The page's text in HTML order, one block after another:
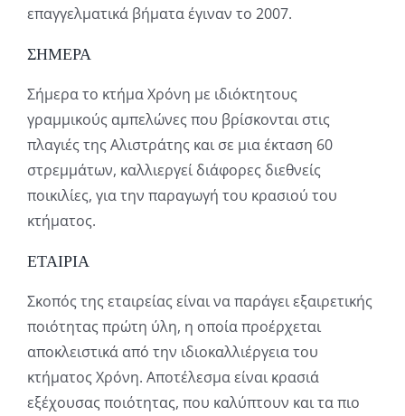
επαγγελματικά βήματα έγιναν το 2007.
ΣΗΜΕΡΑ
Σήμερα το κτήμα Χρόνη με ιδιόκτητους
γραμμικούς αμπελώνες που βρίσκονται στις
πλαγιές της Αλιστράτης και σε μια έκταση 60
στρεμμάτων, καλλιεργεί διάφορες διεθνείς
ποικιλίες, για την παραγωγή του κρασιού του
κτήματος.
ΕΤΑΙΡΙΑ
Σκοπός της εταιρείας είναι να παράγει εξαιρετικής
ποιότητας πρώτη ύλη, η οποία προέρχεται
αποκλειστικά από την ιδιοκαλλιέργεια του
κτήματος Χρόνη. Αποτέλεσμα είναι κρασιά
εξέχουσας ποιότητας, που καλύπτουν και τα πιο